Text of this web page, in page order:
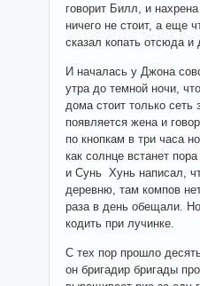
говорит Билл, и
ничего не стоит, а еще
сказал копать отсюда и
И началась у Джона
утра до темной ночи,
дома стоит только сеть
появляется жена и
по кнопкам в три часа
как солнце встанет
и Сунь Хунь написал,
деревню, там компов
раза в день обещали.
кодить при лучинке.
С тех пор прошло
он бригадир бригады